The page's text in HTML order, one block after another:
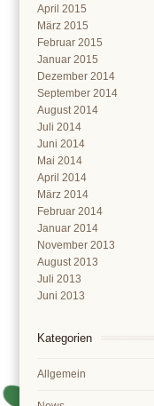
April 2015
März 2015
Februar 2015
Januar 2015
Dezember 2014
September 2014
August 2014
Juli 2014
Juni 2014
Mai 2014
April 2014
März 2014
Februar 2014
Januar 2014
November 2013
August 2013
Juli 2013
Juni 2013
Kategorien
Allgemein